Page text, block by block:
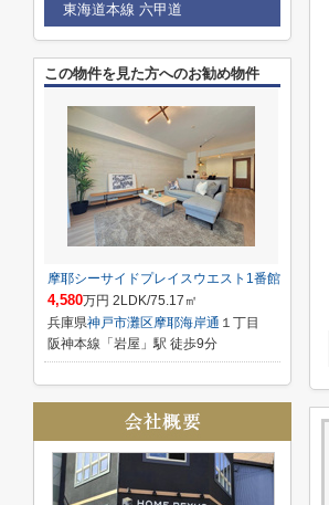
東海道本線 六甲道
この物件を見た方へのお勧め物件
摩耶シーサイドプレイスウエスト1番館
4,580万円 2LDK/75.17㎡
兵庫県神戸市灘区摩耶海岸通 １丁目
阪神本線「岩屋」駅 徒歩9分